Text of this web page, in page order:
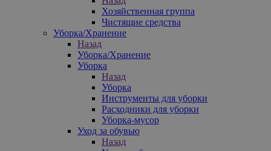
Хозяйственная группа
Чистящие средства
Уборка/Хранение
Назад
Уборка/Хранение
Уборка
Назад
Уборка
Инструменты для уборки
Расходники для уборки
Уборка-мусор
Уход за обувью
Назад